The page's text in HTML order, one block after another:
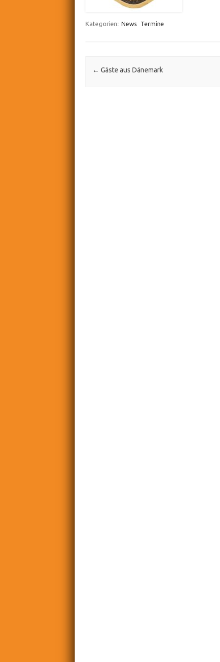
Kategorien: News Termine
Post navigation
← Gäste aus Dänemark